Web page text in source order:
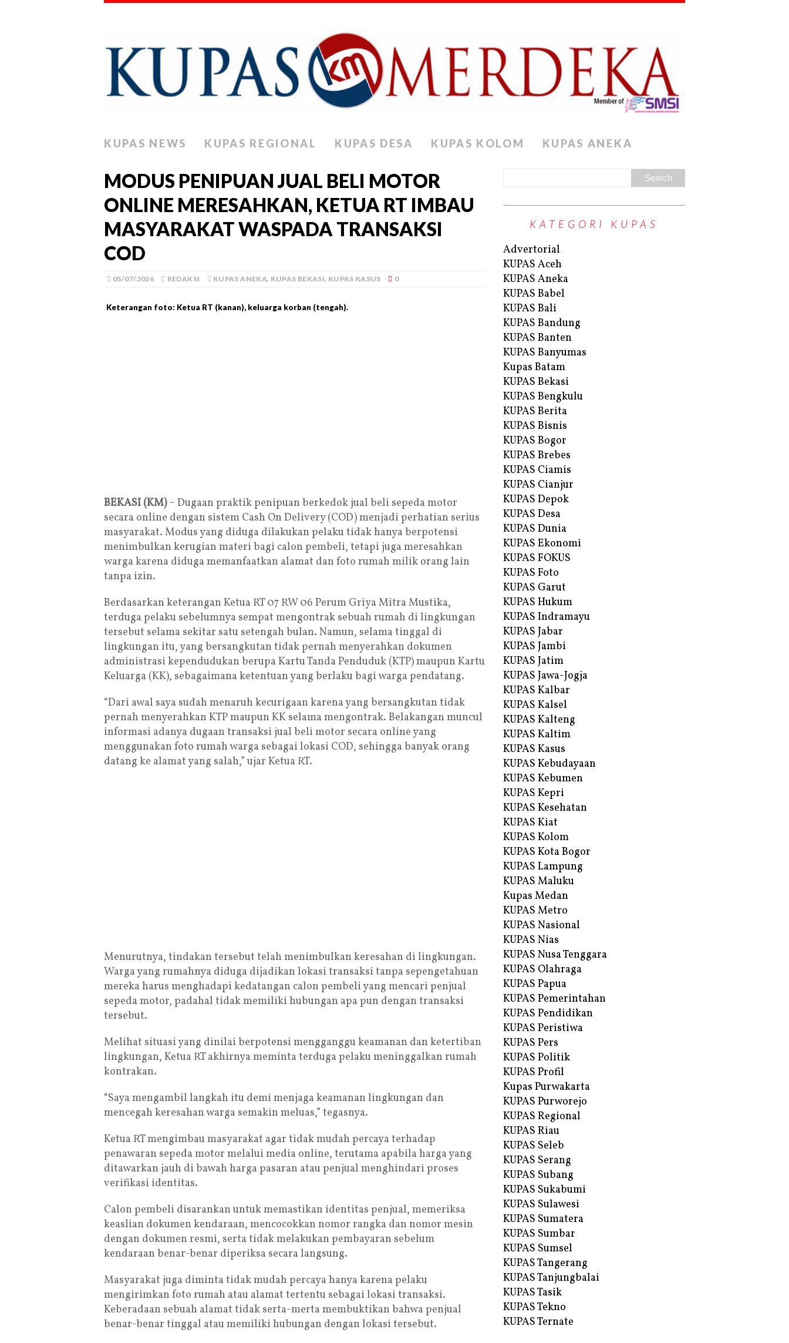
KUPAS NEWS KUPAS REGIONAL KUPAS DESA KUPAS KOLOM KUPAS ANEKA
MODUS PENIPUAN JUAL BELI MOTOR
ONLINE MERESAHKAN, KETUA RT IMBAU
MASYARAKAT WASPADA TRANSAKSI
COD
05/07/2026 REDAKSI KUPAS ANEKA, KUPAS BEKASI, KUPAS KASUS 0
Keterangan foto: Ketua RT (kanan), keluarga korban (tengah).
BEKASI (KM)– Dugaan praktik penipuan berkedok jual beli sepeda motor
secara online dengan sistem Cash On Delivery (COD) menjadi perhatian serius
masyarakat. Modus yang diduga dilakukan pelaku tidak hanya berpotensi
menimbulkan kerugian materi bagi calon pembeli, tetapi juga meresahkan
warga karena diduga memanfaatkan alamat dan foto rumah milik orang lain
tanpa izin.
Berdasarkan keterangan Ketua RT 07 RW 06 Perum Griya Mitra Mustika,
terduga pelaku sebelumnya sempat mengontrak sebuah rumah di lingkungan
tersebut selama sekitar satu setengah bulan. Namun, selama tinggal di
lingkungan itu, yang bersangkutan tidak pernah menyerahkan dokumen
administrasi kependudukan berupa Kartu Tanda Penduduk (KTP) maupun Kartu
Keluarga (KK), sebagaimana ketentuan yang berlaku bagi warga pendatang.
“Dari awal saya sudah menaruh kecurigaan karena yang bersangkutan tidak
pernah menyerahkan KTP maupun KK selama mengontrak. Belakangan muncul
informasi adanya dugaan transaksi jual beli motor secara online yang
menggunakan foto rumah warga sebagai lokasi COD, sehingga banyak orang
datang ke alamat yang salah,” ujar Ketua RT.
Menurutnya, tindakan tersebut telah menimbulkan keresahan di lingkungan.
Warga yang rumahnya diduga dijadikan lokasi transaksi tanpa sepengetahuan
mereka harus menghadapi kedatangan calon pembeli yang mencari penjual
sepeda motor, padahal tidak memiliki hubungan apa pun dengan transaksi
tersebut.
Melihat situasi yang dinilai berpotensi mengganggu keamanan dan ketertiban
lingkungan, Ketua RT akhirnya meminta terduga pelaku meninggalkan rumah
kontrakan.
“Saya mengambil langkah itu demi menjaga keamanan lingkungan dan
mencegah keresahan warga semakin meluas,” tegasnya.
Ketua RT mengimbau masyarakat agar tidak mudah percaya terhadap
penawaran sepeda motor melalui media online, terutama apabila harga yang
ditawarkan jauh di bawah harga pasaran atau penjual menghindari proses
verifikasi identitas.
Calon pembeli disarankan untuk memastikan identitas penjual, memeriksa
keaslian dokumen kendaraan, mencocokkan nomor rangka dan nomor mesin
dengan dokumen resmi, serta tidak melakukan pembayaran sebelum
kendaraan benar-benar diperiksa secara langsung.
Masyarakat juga diminta tidak mudah percaya hanya karena pelaku
mengirimkan foto rumah atau alamat tertentu sebagai lokasi transaksi.
Keberadaan sebuah alamat tidak serta-merta membuktikan bahwa penjual
benar-benar tinggal atau memiliki hubungan dengan lokasi tersebut.
KATEGORI KUPAS
Advertorial
KUPAS Aceh
KUPAS Aneka
KUPAS Babel
KUPAS Bali
KUPAS Bandung
KUPAS Banten
KUPAS Banyumas
Kupas Batam
KUPAS Bekasi
KUPAS Bengkulu
KUPAS Berita
KUPAS Bisnis
KUPAS Bogor
KUPAS Brebes
KUPAS Ciamis
KUPAS Cianjur
KUPAS Depok
KUPAS Desa
KUPAS Dunia
KUPAS Ekonomi
KUPAS FOKUS
KUPAS Foto
KUPAS Garut
KUPAS Hukum
KUPAS Indramayu
KUPAS Jabar
KUPAS Jambi
KUPAS Jatim
KUPAS Jawa-Jogja
KUPAS Kalbar
KUPAS Kalsel
KUPAS Kalteng
KUPAS Kaltim
KUPAS Kasus
KUPAS Kebudayaan
KUPAS Kebumen
KUPAS Kepri
KUPAS Kesehatan
KUPAS Kiat
KUPAS Kolom
KUPAS Kota Bogor
KUPAS Lampung
KUPAS Maluku
Kupas Medan
KUPAS Metro
KUPAS Nasional
KUPAS Nias
KUPAS Nusa Tenggara
KUPAS Olahraga
KUPAS Papua
KUPAS Pemerintahan
KUPAS Pendidikan
KUPAS Peristiwa
KUPAS Pers
KUPAS Politik
KUPAS Profil
Kupas Purwakarta
KUPAS Purworejo
KUPAS Regional
KUPAS Riau
KUPAS Seleb
KUPAS Serang
KUPAS Subang
KUPAS Sukabumi
KUPAS Sulawesi
KUPAS Sumatera
KUPAS Sumbar
KUPAS Sumsel
KUPAS Tangerang
KUPAS Tanjungbalai
KUPAS Tasik
KUPAS Tekno
KUPAS Ternate